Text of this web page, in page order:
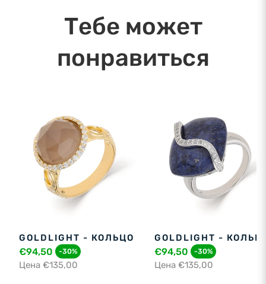
Тебе может
понравиться
GOLDLIGHT - КОЛЬЦО
€94,50 -30%
Цена €135,00
GOLDLIGHT -
€94,50 -30%
Цена €135,00